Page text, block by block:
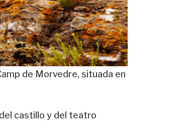
de Morvedre, situada en
castillo y del teatro